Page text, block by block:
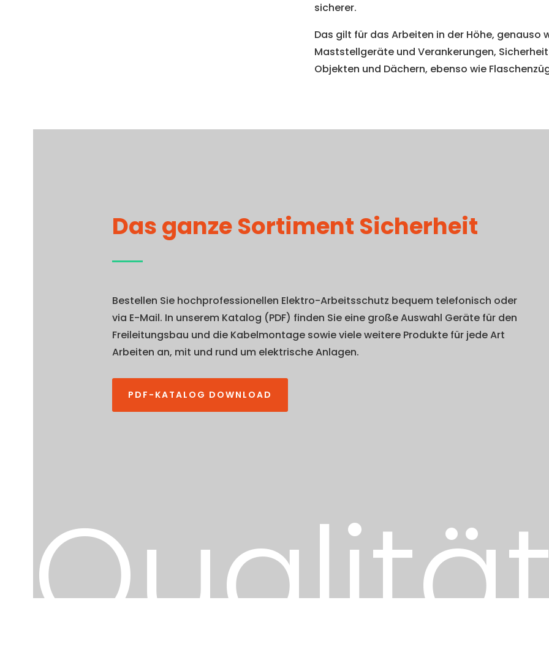
sicherer.
Das gilt für das Arbeiten in der Höhe,
Maststellgeräte und Verankerungen,
Objekten und Dächern, ebenso wie
Das ganze Sortiment Sicherheit
Bestellen Sie hochprofessionellen Elektro-Arbeitsschutz bequem telefonisch oder
via E-Mail. In unserem Katalog (PDF) finden Sie eine große Auswahl Geräte für den
Freileitungsbau und die Kabelmontage sowie viele weitere Produkte für jede Art
Arbeiten an, mit und rund um elektrische Anlagen.
PDF-KATALOG DOWNLOAD